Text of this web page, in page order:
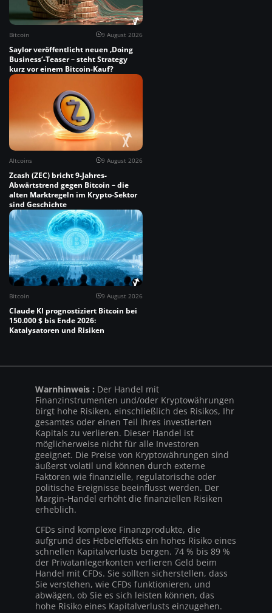
Bitcoin 9 August 2026
Saylor veröffentlicht neuen ‚Doing
Business‘-Teaser – steht Strategy
kurz vor einem Bitcoin-Kauf?
Altcoins 9 August 2026
Zcash (ZEC) bricht 9-Jahres-
Abwärtstrend gegen Bitcoin – die
alten Marktregeln im Krypto-Sektor
sind Geschichte
Bitcoin 9 August 2026
Claude KI prognostiziert Bitcoin bei
150.000 $ bis Ende 2026:
Katalysatoren und Risiken
Warnhinweis : Der Handel mit
Finanzinstrumenten und/oder Kryptowährungen
birgt hohe Risiken, einschließlich des Risikos, Ihr
gesamtes oder einen Teil Ihres investierten
Kapitals zu verlieren. Dieser Handel ist
möglicherweise nicht für alle Investoren
geeignet. Die Preise von Kryptowährungen sind
äußerst volatil und können durch externe
Faktoren wie finanzielle, regulatorische oder
politische Ereignisse beeinflusst werden. Der
Margin-Handel erhöht die finanziellen Risiken
erheblich.
CFDs sind komplexe Finanzprodukte, die
aufgrund des Hebeleffekts ein hohes Risiko eines
schnellen Kapitalverlusts bergen. 74 % bis 89 %
der Privatanlegerkonten verlieren Geld beim
Handel mit CFDs. Sie sollten sicherstellen, dass
Sie verstehen, wie CFDs funktionieren, und
abwägen, ob Sie es sich leisten können, das
hohe Risiko eines Kapitalverlusts einzugehen.